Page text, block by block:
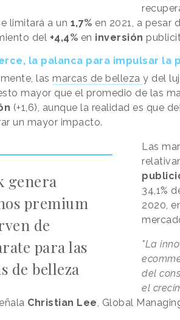
limitará a un 1,7% en 2021, a pesar
del +4,4% en inversión
la palanca para impulsar la
las marcas de belleza y del
mayor que el promedio de las
(+1,6), aunque la realidad es que
un mayor impacto.
genera
premium
de
para las
de belleza
Las
34,1%
2020,
"La
del
el
Christian Lee , Global